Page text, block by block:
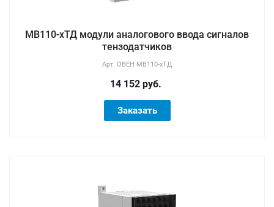
МВ110-хТД модули аналогового ввода сигналов
тензодатчиков
Арт. ОВЕН МВ110-хТД
14 152 руб.
Заказать